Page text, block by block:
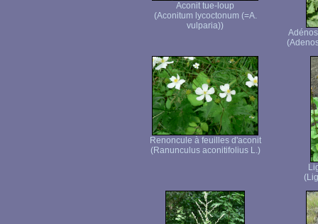
Aconit tue-loup
(Aconitum lycoctonum (=A.
vulparia))
Renoncule à feuilles d'aconit
(Ranunculus aconitifolius L.)